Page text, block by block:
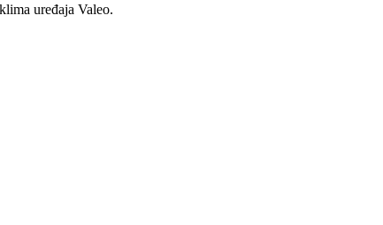
uređaja Valeo.